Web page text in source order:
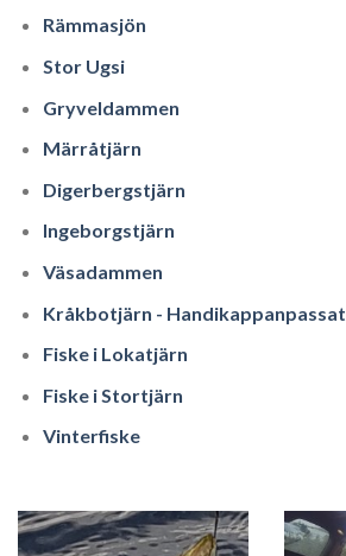
Rämmasjön
Stor Ugsi
Gryveldammen
Märråtjärn
Digerbergstjärn
Ingeborgstjärn
Väsadammen
Kråkbotjärn - Handikappanpassat
Fiske i Lokatjärn
Fiske i Stortjärn
Vinterfiske